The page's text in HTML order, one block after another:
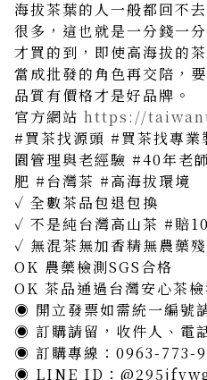
海拔茶葉的人一般都回不
很多，這也就是一分錢一
才買的到，即使高海拔的
當成批發的角色再交陪，
品質有價格才是好品牌。
官方網站 https://
#買茶找源頭 #買茶找專
園管理與老經驗 #40年老
肥 #台灣茶 #高海拔環境
✓ 全數茶品包退包換
✓ 不是純台灣高山茶 #賠
✓ 無混茶無加香精無農藥
OK 農藥檢測SGS合格
OK 茶品通過台灣安心茶檢
◉ 開立發票如需統一編號
◉ 訂購請留，收件人、電
◉ 訂購專線：0963-773-
◉ LINE ID：